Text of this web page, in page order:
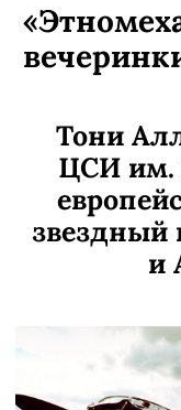
Тони
ЦСИ им.
звездный
и